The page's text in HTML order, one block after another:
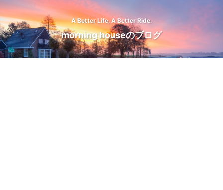
A Better Life, A Better Ride.
morning houseのブログ